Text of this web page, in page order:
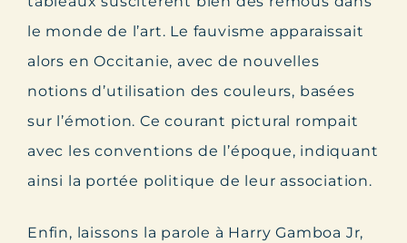
le monde de l’art. Le fauvisme apparaissait
alors en Occitanie, avec de nouvelles
notions d’utilisation des couleurs, basées
sur l’émotion. Ce courant pictural rompait
avec les conventions de l’époque, indiquant
ainsi la portée politique de leur association.
Enfin, laissons la parole à Harry Gamboa Jr,